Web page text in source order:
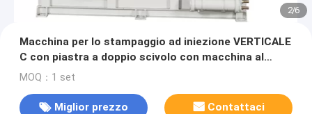
2/6
Macchina per lo stampaggio ad iniezione VERTICALE
C con piastra a doppio scivolo con macchina al
miglior prezzo
MOQ：1 set
Miglior prezzo Contattaci